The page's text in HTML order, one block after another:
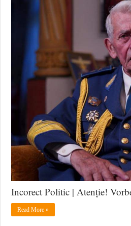
Incorect Politic | Atenție!
Read More »